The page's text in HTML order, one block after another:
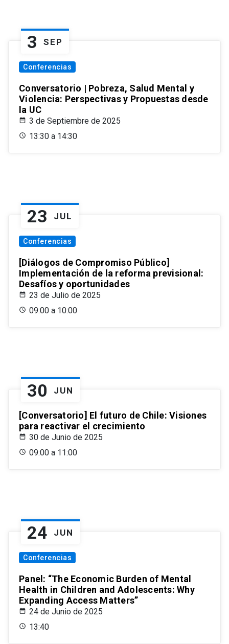
3 SEP
Conferencias
Conversatorio | Pobreza, Salud Mental y
Violencia: Perspectivas y Propuestas desde
la UC
3 de Septiembre de 2025
13:30 a 14:30
23 JUL
Conferencias
[Diálogos de Compromiso Público]
Implementación de la reforma previsional:
Desafíos y oportunidades
23 de Julio de 2025
09:00 a 10:00
30 JUN
[Conversatorio] El futuro de Chile: Visiones
para reactivar el crecimiento
30 de Junio de 2025
09:00 a 11:00
24 JUN
Conferencias
Panel: “The Economic Burden of Mental
Health in Children and Adolescents: Why
Expanding Access Matters”
24 de Junio de 2025
13:40